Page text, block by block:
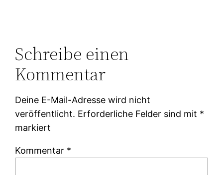
Schreibe einen
Kommentar
Deine E-Mail-Adresse wird nicht
veröffentlicht. Erforderliche Felder sind mit *
markiert
Kommentar *